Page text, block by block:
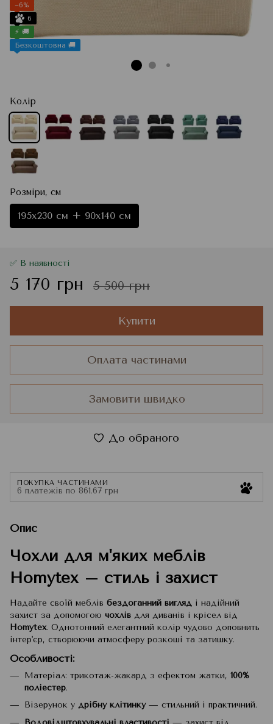
−6%
6
⚡ 🚚
Безкоштовна 🚚
Колір
Розміри, см
195x230 см + 90x140 см
✅ В наявності
5 170 грн 5 500 грн
Купити
Оплата частинами
Замовити швидко
До обраного
ПОКУПКА ЧАСТИНАМИ
6 платежів по 861.67 грн
Опис
Чохли для м'яких меблів
Homytex – стиль і захист
Надайте своїй меблів бездоганний вигляд і надійний
захист за допомогою чохлів для диванів і крісел від
Homytex. Однотонний елегантний колір чудово доповнить
інтер'єр, створюючи атмосферу розкоші та затишку.
Особливості:
Матеріал: трикотаж-жакард з ефектом жатки, 100%
поліестер.
Візерунок у дрібну клітинку— стильний і практичний.